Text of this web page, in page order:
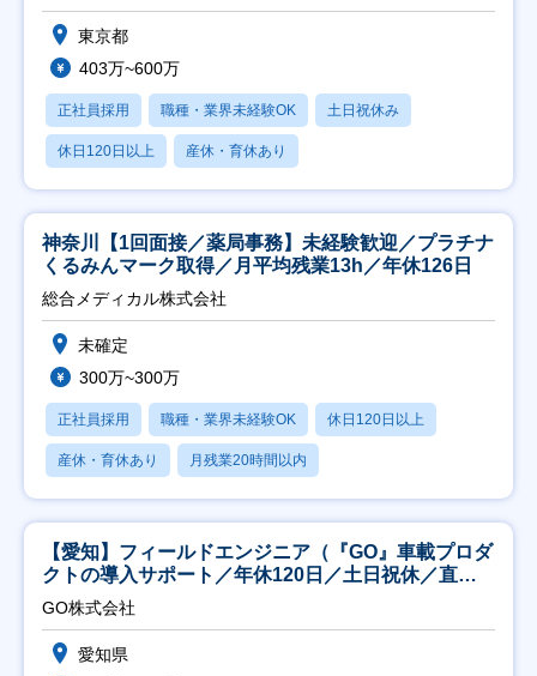
東京都
403万~600万
正社員採用 職種・業界未経験OK 土日祝休み
休日120日以上 産休・育休あり
神奈川【1回面接／薬局事務】未経験歓迎／プラチナ
くるみんマーク取得／月平均残業13h／年休126日
総合メディカル株式会社
未確定
300万~300万
正社員採用 職種・業界未経験OK 休日120日以上
産休・育休あり 月残業20時間以内
【愛知】フィールドエンジニア（『GO』車載プロダ
クトの導入サポート／年休120日／土日祝休／直行
直帰
GO株式会社
愛知県